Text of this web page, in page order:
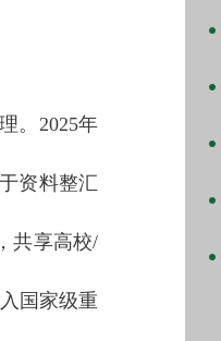
。2025年
资料整汇
共享高校/
国家级重